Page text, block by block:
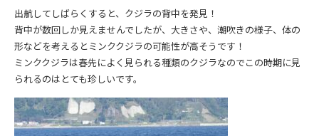
出航してしばらくすると、クジラの背中を発見！
背中が数回しか見えませんでしたが、大きさや、潮吹きの様子、体の
形などを考えるとミンククジラの可能性が高そうです！
ミンククジラは春先によく見られる種類のクジラなのでこの時期に見
られるのはとても珍しいです。